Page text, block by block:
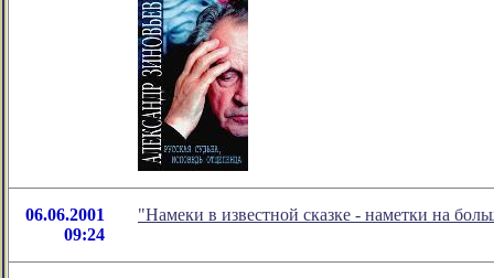
06.06.2001
09:24
"Намеки в известной сказке - наметки на